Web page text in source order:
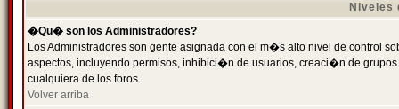
Niveles
�Qu� son los Administradores?
Los Administradores son gente asignada con el m�s alto nivel de control
aspectos, incluyendo permisos, inhibici�n de usuarios, creaci�n de
cualquiera de los foros.
Volver arriba